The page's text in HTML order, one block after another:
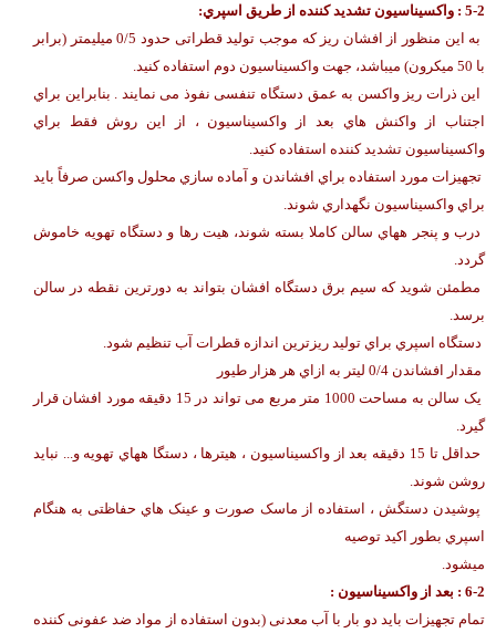
5-2 : واکسیناسیون تشدید کننده از طریق اسپري:
به این منظور از افشان ریز که موجب تولید قطراتی حدود 0/5 میلیمتر (برابر
با 50 میکرون) میباشد، جهت واکسیناسیون دوم استفاده کنید.
این ذرات ریز واکسن به عمق دستگاه تنفسی نفوذ می نمایند . بنابراین براي
اجتناب از واکنش هاي بعد از واکسیناسیون ، از این روش فقط براي
واکسیناسیون تشدید کننده استفاده کنید.
تجهیزات مورد استفاده براي افشاندن و آماده سازي محلول واکسن صرفاً باید
براي واکسیناسیون نگهداري شوند.
درب و پنجر ههاي سالن کاملا بسته شوند، هیت رها و دستگاه تهویه خاموش
گردد.
مطمئن شوید که سیم برق دستگاه افشان بتواند به دورترین نقطه در سالن
برسد.
دستگاه اسپري براي تولید ریزترین اندازه قطرات آب تنظیم شود.
مقدار افشاندن 0/4 لیتر به ازاي هر هزار طیور
یک سالن به مساحت 1000 متر مربع می تواند در 15 دقیقه مورد افشان قرار
گیرد.
حداقل تا 15 دقیقه بعد از واکسیناسیون ، هیترها ، دستگا ههاي تهویه و... نباید
روشن شوند.
پوشیدن دستگش ، استفاده از ماسک صورت و عینک هاي حفاظتی به هنگام
اسپري بطور اکید توصیه
میشود.
6-2 : بعد از واکسیناسیون :
تمام تجهیزات باید دو بار با آب معدنی (بدون استفاده از مواد ضد عفونی کننده